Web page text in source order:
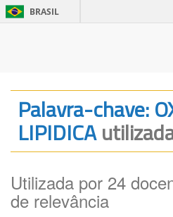
BRASIL
Palavra-chave:
LIPIDICA
Utilizada por 24
de relevância